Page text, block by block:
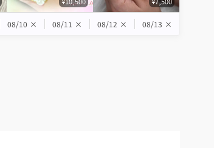
08/10 × 08/11 × 08/12 × 08/13 ×